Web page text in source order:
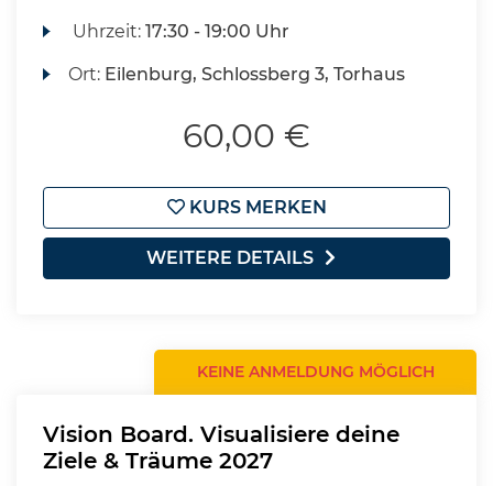
Uhrzeit:17:30 - 19:00 Uhr
Ort: Eilenburg, Schlossberg 3, Torhaus
60,00 €
KURS MERKEN
WEITERE DETAILS
KEINE ANMELDUNG MÖGLICH
Vision Board. Visualisiere deine
Ziele & Träume 2027